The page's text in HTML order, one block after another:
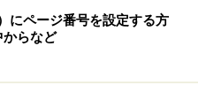
次のページへ
にページ番号を設定する方
らなど